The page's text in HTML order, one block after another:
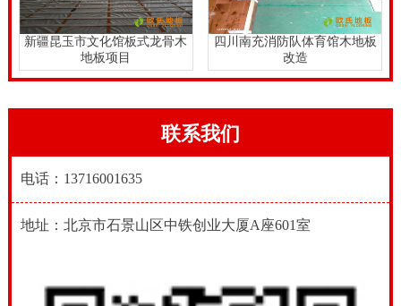
新疆昆玉市文化馆板式龙骨木
地板项目
四川南充消防队体育馆木地板
改造
联系我们
电话：13716001635
地址：北京市石景山区中铁创业大厦A座601室